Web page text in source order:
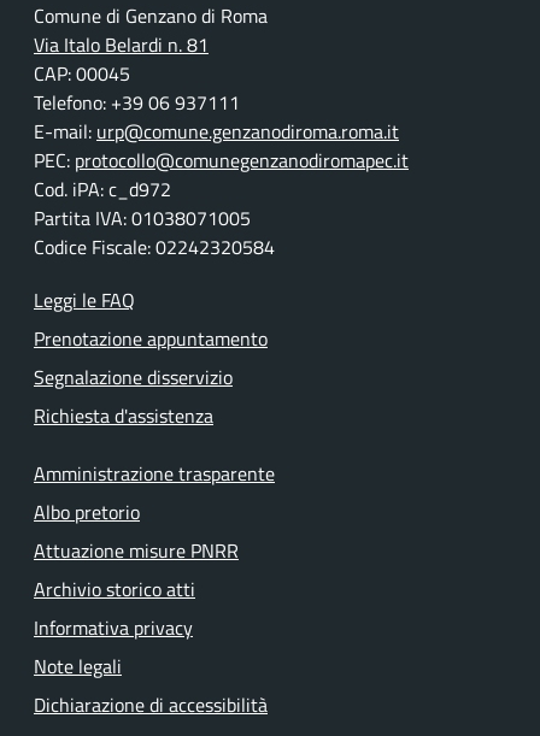
Comune di Genzano di Roma
Via Italo Belardi n. 81
CAP: 00045
Telefono: +39 06 937111
E-mail: urp@comune.genzanodiroma.roma.it
PEC: protocollo@comunegenzanodiromapec.it
Cod. iPA: c_d972
Partita IVA: 01038071005
Codice Fiscale: 02242320584
Leggi le FAQ
Prenotazione appuntamento
Segnalazione disservizio
Richiesta d'assistenza
Amministrazione trasparente
Albo pretorio
Attuazione misure PNRR
Archivio storico atti
Informativa privacy
Note legali
Dichiarazione di accessibilità